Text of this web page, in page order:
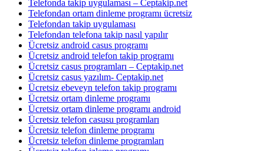
Telefonda takip uygulaması – Ceptakip.net
Telefondan ortam dinleme programı ücretsiz
Telefondan takip uygulaması
Telefondan telefona takip nasıl yapılır
Ücretsiz android casus programı
Ücretsiz android telefon takip programı
Ücretsiz casus programları – Ceptakip.net
Ücretsiz casus yazılım- Ceptakip.net
Ücretsiz ebeveyn telefon takip programı
Ücretsiz ortam dinleme programı
Ücretsiz ortam dinleme programı android
Ücretsiz telefon casusu programları
Ücretsiz telefon dinleme programı
Ücretsiz telefon dinleme programları